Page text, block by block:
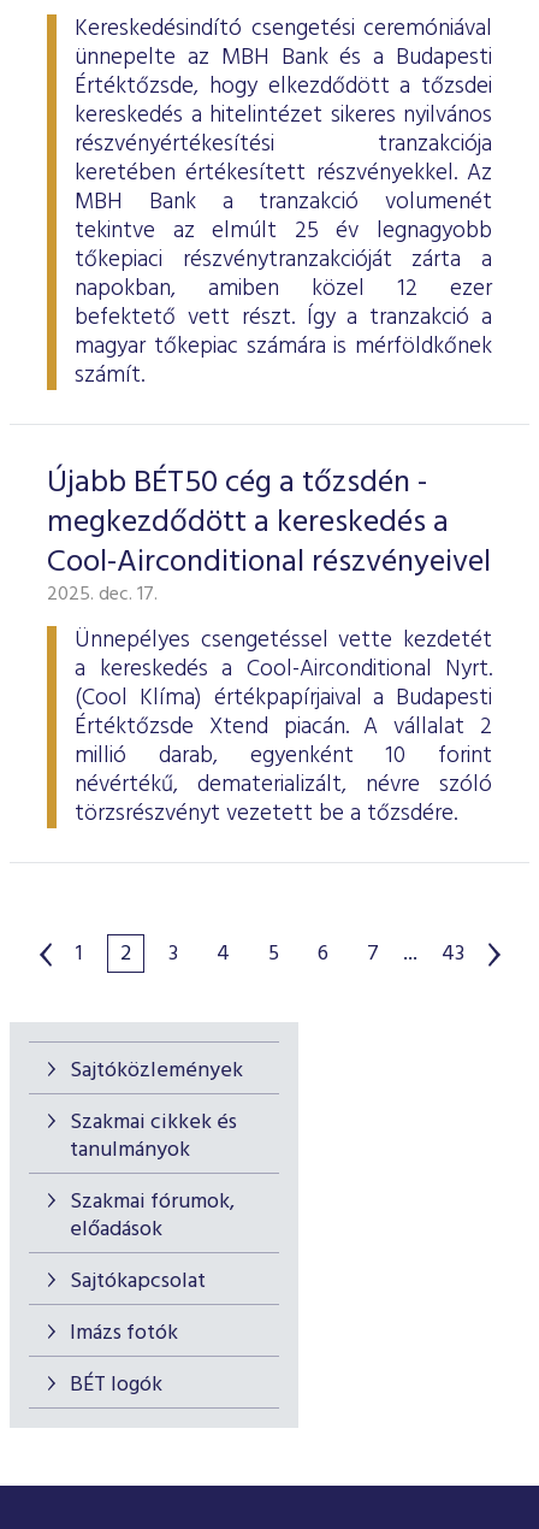
Sajtóközlemények
Szakmai cikkek és
tanulmányok
Szakmai fórumok,
előadások
Sajtókapcsolat
Imázs fotók
BÉT logók
Kereskedésindító csengetési ceremóniával
ünnepelte az MBH Bank és a Budapesti
Értéktőzsde, hogy elkezdődött a tőzsdei
kereskedés a hitelintézet sikeres nyilvános
részvényértékesítési tranzakciója
keretében értékesített részvényekkel. Az
MBH Bank a tranzakció volumenét
tekintve az elmúlt 25 év legnagyobb
tőkepiaci részvénytranzakcióját zárta a
napokban, amiben közel 12 ezer
befektető vett részt. Így a tranzakció a
magyar tőkepiac számára is mérföldkőnek
számít.
Újabb BÉT50 cég a tőzsdén -
megkezdődött a kereskedés a
Cool-Airconditional részvényeivel
2025. dec. 17.
Ünnepélyes csengetéssel vette kezdetét
a kereskedés a Cool-Airconditional Nyrt.
(Cool Klíma) értékpapírjaival a Budapesti
Értéktőzsde Xtend piacán. A vállalat 2
millió darab, egyenként 10 forint
névértékű, dematerializált, névre szóló
törzsrészvényt vezetett be a tőzsdére.
1 2 3 4 5 6 7 ... 43